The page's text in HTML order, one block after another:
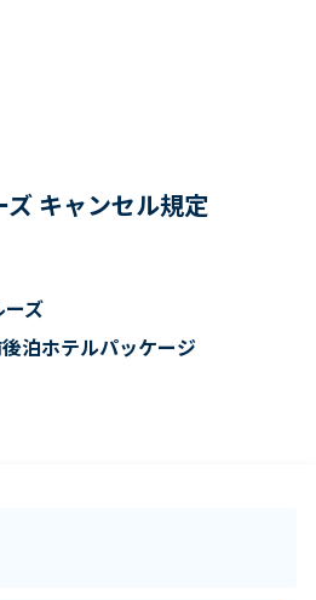
キャンセル規定
ズ
泊ホテルパッケージ